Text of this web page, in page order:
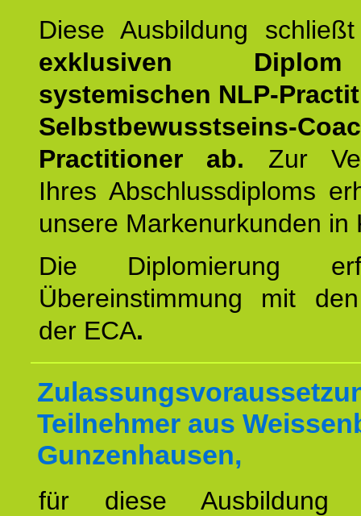
Diese Ausbildung
exklusiven
systemischen NLP-
Selbstbewusstseins-
Practitioner ab. Zur
Ihres Abschlussdiploms
unsere Markenurkunden in
Die Diplomierung
Übereinstimmung mit
der ECA.
Teilnehmer aus
Gunzenhausen,
für diese